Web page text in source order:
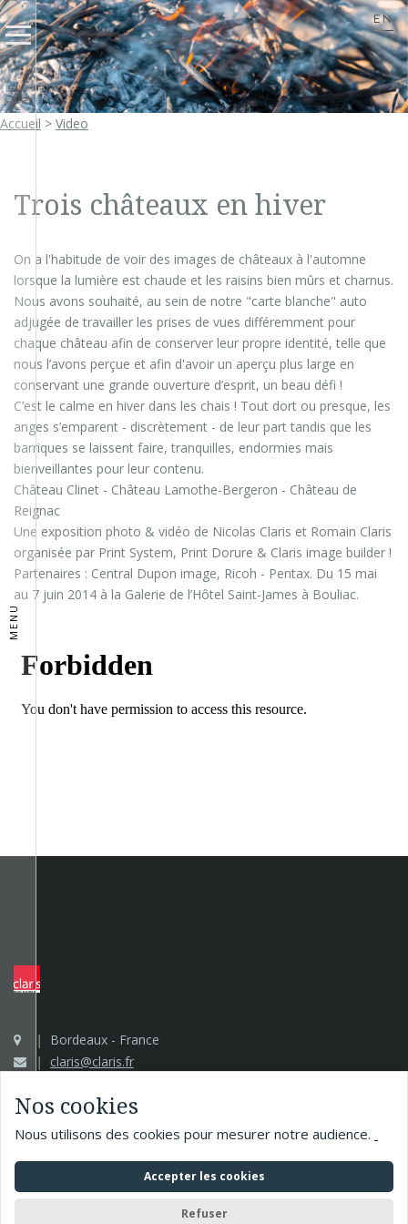
EN
MENU
Accueil > Video
Trois châteaux en hiver
On a l'habitude de voir des images de châteaux à l'automne
lorsque la lumière est chaude et les raisins bien mûrs et charnus.
Nous avons souhaité, au sein de notre "carte blanche" auto
adjugée de travailler les prises de vues différemment pour
chaque château afin de conserver leur propre identité, telle que
nous l’avons perçue et afin d'avoir un aperçu plus large en
conservant une grande ouverture d’esprit, un beau défi !
C’est le calme en hiver dans les chais ! Tout dort ou presque, les
anges s’emparent - discrètement - de leur part tandis que les
barriques se laissent faire, tranquilles, endormies mais
bienveillantes pour leur contenu.
Château Clinet - Château Lamothe-Bergeron - Château de
Reignac
Une exposition photo & vidéo de Nicolas Claris et Romain Claris
organisée par Print System, Print Dorure & Claris image builder !
Partenaires : Central Dupon image, Ricoh - Pentax. Du 15 mai
au 7 juin 2014 à la Galerie de l’Hôtel Saint-James à Bouliac.
Bordeaux - France
claris@claris.fr
Claris Image BuilderTous droits réservés © 2018 - 2026
Nos cookies
Nous utilisons des cookies pour mesurer notre audience.
Accepter les cookies
Refuser